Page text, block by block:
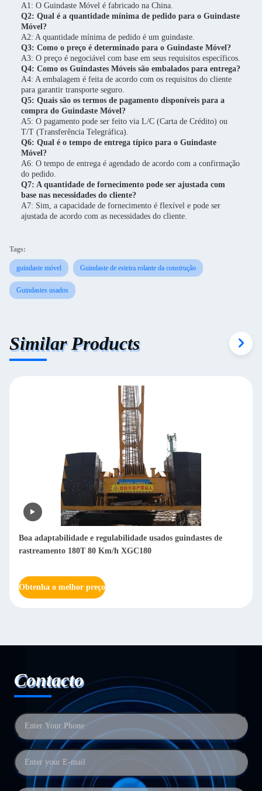
A1: O Guindaste Móvel é fabricado na China.
Q2: Qual é a quantidade mínima de pedido para o Guindaste
Móvel?
A2: A quantidade mínima de pedido é um guindaste.
Q3: Como o preço é determinado para o Guindaste Móvel?
A3: O preço é negociável com base em seus requisitos específicos.
Q4: Como os Guindastes Móveis são embalados para entrega?
A4: A embalagem é feita de acordo com os requisitos do cliente
para garantir transporte seguro.
Q5: Quais são os termos de pagamento disponíveis para a
compra do Guindaste Móvel?
A5: O pagamento pode ser feito via L/C (Carta de Crédito) ou
T/T (Transferência Telegráfica).
Q6: Qual é o tempo de entrega típico para o Guindaste
Móvel?
A6: O tempo de entrega é agendado de acordo com a confirmação
do pedido.
Q7: A quantidade de fornecimento pode ser ajustada com
base nas necessidades do cliente?
A7: Sim, a capacidade de fornecimento é flexível e pode ser
ajustada de acordo com as necessidades do cliente.
Tags:
guindaste móvel Guindaste de esteira rolante da construção
Guindastes usados
Similar Products
Boa adaptabilidade e regulabilidade usados guindastes de
rastreamento 180T 80 Km/h XGC180
Obtenha o melhor preço
Contacto